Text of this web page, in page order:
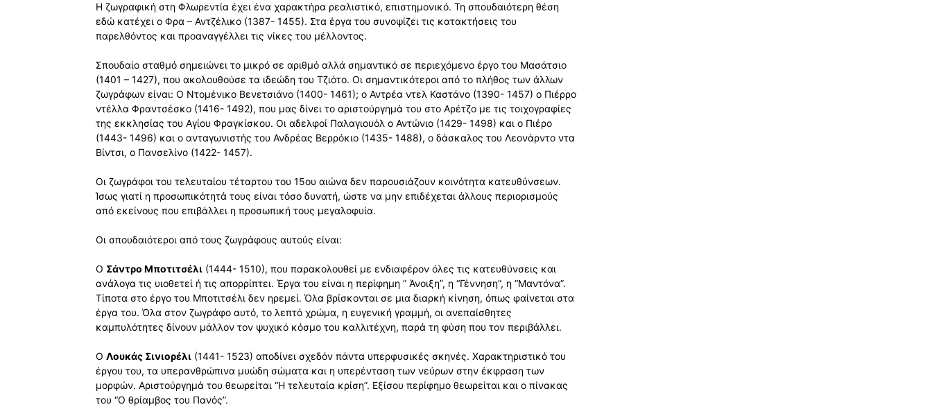
Η ζωγραφική στη Φλωρεντία έχει ένα χαρακτήρα ρεαλιστικό, επιστημονικό. Τη σπουδαιότερη θέση
εδώ κατέχει ο Φρα – Αντζέλικο (1387- 1455). Στα έργα του συνοψίζει τις κατακτήσεις του
παρελθόντος και προαναγγέλλει τις νίκες του μέλλοντος.
Σπουδαίο σταθμό σημειώνει το μικρό σε αριθμό αλλά σημαντικό σε περιεχόμενο έργο του Μασάτσιο
(1401 – 1427), που ακολουθούσε τα ιδεώδη του Τζιότο. Οι σημαντικότεροι από το πλήθος των άλλων
ζωγράφων είναι: Ο Ντομένικο Βενετσιάνο (1400- 1461); ο Αντρέα ντελ Καστάνο (1390- 1457) ο Πιέρρο
ντέλλα Φραντσέσκο (1416- 1492), που μας δίνει το αριστούργημά του στο Αρέτζο με τις τοιχογραφίες
της εκκλησίας του Αγίου Φραγκίσκου. Οι αδελφοί Παλαγιουόλ ο Αντώνιο (1429- 1498) και ο Πιέρο
(1443- 1496) και ο ανταγωνιστής του Ανδρέας Βερρόκιο (1435- 1488), ο δάσκαλος του Λεονάρντο ντα
Βίντσι, ο Πανσελίνο (1422- 1457).
Οι ζωγράφοι του τελευταίου τέταρτου του 15ου αιώνα δεν παρουσιάζουν κοινότητα κατευθύνσεων.
Ίσως γιατί η προσωπικότητά τους είναι τόσο δυνατή, ώστε να μην επιδέχεται άλλους περιορισμούς
από εκείνους που επιβάλλει η προσωπική τους μεγαλοφυία.
Οι σπουδαιότεροι από τους ζωγράφους αυτούς είναι:
Ο Σάντρο Μποτιτσέλι (1444- 1510), που παρακολουθεί με ενδιαφέρον όλες τις κατευθύνσεις και
ανάλογα τις υιοθετεί ή τις απορρίπτει. Έργα του είναι η περίφημη ” Άνοιξη”, η “Γέννηση”, η “Μαντόνα”.
Τίποτα στο έργο του Μποτιτσέλι δεν ηρεμεί. Όλα βρίσκονται σε μια διαρκή κίνηση, όπως φαίνεται στα
έργα του. Όλα στον ζωγράφο αυτό, το λεπτό χρώμα, η ευγενική γραμμή, οι ανεπαίσθητες
καμπυλότητες δίνουν μάλλον τον ψυχικό κόσμο του καλλιτέχνη, παρά τη φύση που τον περιβάλλει.
Ο Λουκάς Σινιορέλι (1441- 1523) αποδίνει σχεδόν πάντα υπερφυσικές σκηνές. Χαρακτηριστικό του
έργου του, τα υπερανθρώπινα μυώδη σώματα και η υπερένταση των νεύρων στην έκφραση των
μορφών. Αριστούργημά του θεωρείται “Η τελευταία κρίση”. Εξίσου περίφημο θεωρείται και ο πίνακας
του “Ο θρίαμβος του Πανός”.